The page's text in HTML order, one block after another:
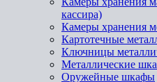
кассира)
Камеры хранения
Картотечные
Ключницы
Металлические
Оружейные шкафы